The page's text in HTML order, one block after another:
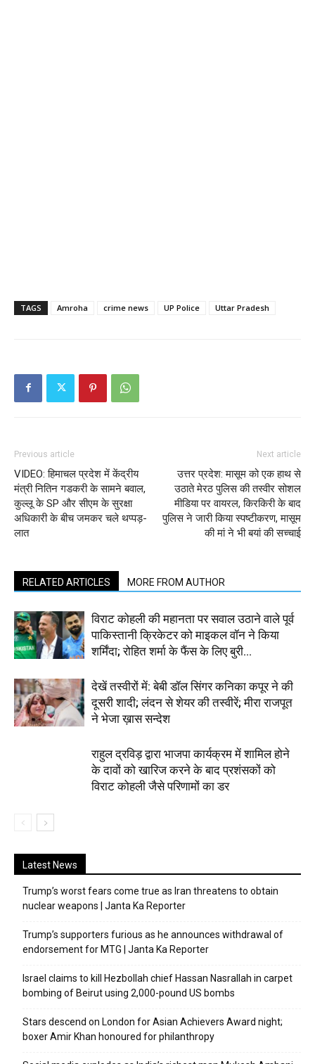
TAGS Amroha crime news UP Police Uttar Pradesh
Previous article
VIDEO: हिमाचल प्रदेश में केंद्रीय
मंत्री नितिन गडकरी के सामने बवाल,
कुल्लू के SP और सीएम के सुरक्षा
अधिकारी के बीच जमकर चले थप्पड़-
लात
Next article
उत्तर प्रदेश: मासूम को एक हाथ से
उठाते मेरठ पुलिस की तस्वीर सोशल
मीडिया पर वायरल, किरकिरी के बाद
पुलिस ने जारी किया स्पष्टीकरण, मासूम
की मां ने भी बयां की सच्चाई
RELATED ARTICLES MORE FROM AUTHOR
विराट कोहली की महानता पर सवाल उठाने वाले पूर्व
पाकिस्तानी क्रिकेटर को माइकल वॉन ने किया
शर्मिंदा; रोहित शर्मा के फैंस के लिए बुरी...
देखें तस्वीरों में: बेबी डॉल सिंगर कनिका कपूर ने की
दूसरी शादी; लंदन से शेयर की तस्वीरें; मीरा राजपूत
ने भेजा ख़ास सन्देश
राहुल द्रविड़ द्वारा भाजपा कार्यक्रम में शामिल होने
के दावों को खारिज करने के बाद प्रशंसकों को
विराट कोहली जैसे परिणामों का डर
Latest News
Trump’s worst fears come true as Iran threatens to obtain
nuclear weapons | Janta Ka Reporter
Trump’s supporters furious as he announces withdrawal of
endorsement for MTG | Janta Ka Reporter
Israel claims to kill Hezbollah chief Hassan Nasrallah in carpet
bombing of Beirut using 2,000-pound US bombs
Stars descend on London for Asian Achievers Award night;
boxer Amir Khan honoured for philanthropy